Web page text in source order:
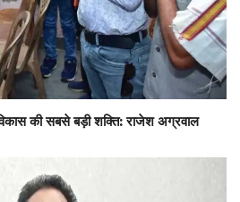
की सबसे बड़ी शक्ति: राजेश अग्रवाल